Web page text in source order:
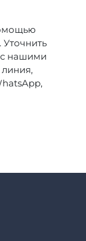
с нашими
линия,